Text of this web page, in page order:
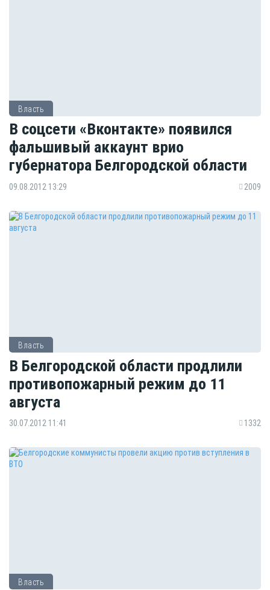
Власть
В соцсети «Вконтакте» появился
фальшивый аккаунт врио
губернатора Белгородской области
09.08.2012 13:29 2009
Власть
В Белгородской области продлили
противопожарный режим до 11
августа
30.07.2012 11:41 1332
Власть